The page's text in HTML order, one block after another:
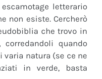
letterario
non esiste. Cercherò
che trovo in
quando
natura (se ce ne
in verde, basta